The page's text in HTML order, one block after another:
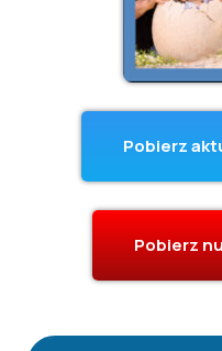
Pobierz
Pobierz